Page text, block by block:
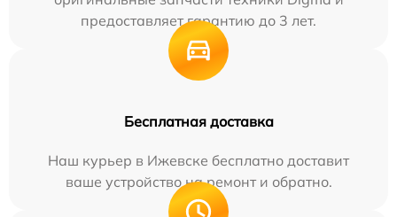
предоставляет гарантию до 3 лет.
Бесплатная доставка
Наш курьер в Ижевске бесплатно доставит
ваше устройство на ремонт и обратно.